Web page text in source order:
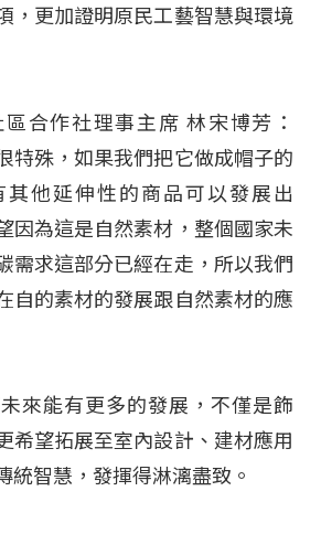
，更加證明原民工藝智慧與環境
合作社理事主席 林宋博芳：
特殊，如果我們把它做成帽子的
其他延伸性的商品可以發展出
因為這是自然素材，整個國家未
需求這部分已經在走，所以我們
自的素材的發展跟自然素材的應
來能有更多的發展，不僅是飾
希望拓展至室內設計、建材應用
統智慧，發揮得淋漓盡致。